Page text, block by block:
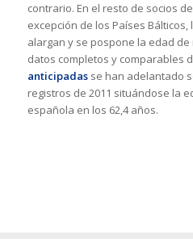
contrario. En el resto de socios
excepción de los Países Bálticos,
alargan y se pospone la edad
datos completos y comparables
anticipadasse han adelantado
registros de 2011 situándose la
española en los 62,4 años.